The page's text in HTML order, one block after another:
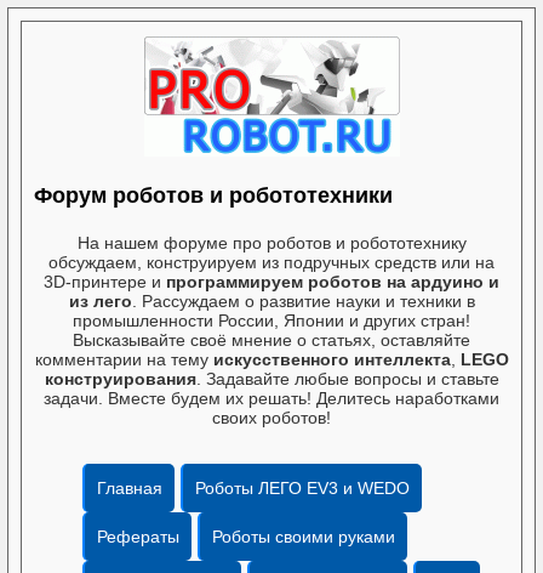
Форум роботов и робототехники
На нашем форуме про роботов и робототехнику
обсуждаем, конструируем из подручных средств или на
3D-принтере и программируем роботов на ардуино и
из лего . Рассуждаем о развитие науки и техники в
промышленности России, Японии и других стран!
Высказывайте своё мнение о статьях, оставляйте
комментарии на тему искусственного интеллекта, LEGO
конструирования. Задавайте любые вопросы и ставьте
задачи. Вместе будем их решать! Делитесь наработками
своих роботов!
Главная Роботы ЛЕГО EV3 и WEDO
Рефераты Роботы своими руками